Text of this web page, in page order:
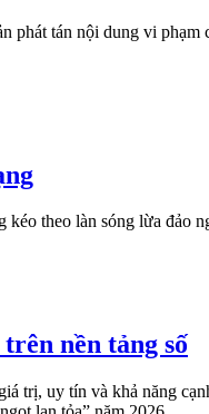
tán nội dung vi phạm
theo làn sóng lừa đảo
nền tảng số
trị, uy tín và khả năng